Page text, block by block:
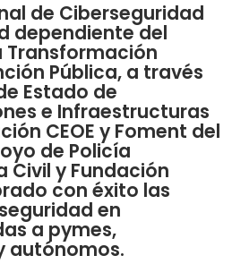
de Ciberseguridad
dependiente del
Transformación
Pública, a través
Estado de
e Infraestructuras
CEOE y Foment del
de Policía
Civil y Fundación
con éxito las
en
a pymes,
autónomos.